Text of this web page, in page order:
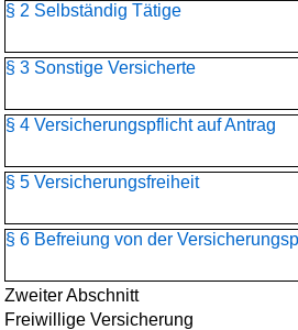
§ 2 Selbständig Tätige
§ 3 Sonstige Versicherte
§ 4 Versicherungspflicht auf Antrag
§ 5 Versicherungsfreiheit
§ 6 Befreiung von der
Zweiter Abschnitt
Freiwillige Versicherung